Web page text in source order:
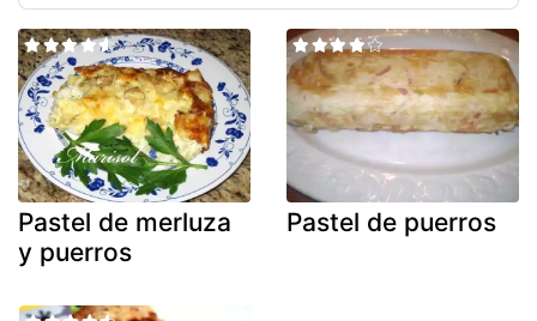
Pastel de merluza
y puerros
Pastel de puerros